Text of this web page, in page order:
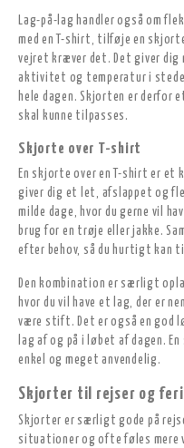
Lag-på-lag handler også om
med en T-shirt, tilføje en
vejret kræver det. Det giver
aktivitet og temperatur i
hele dagen. Skjorten er derfor
skal kunne tilpasses.
Skjorte over T-shirt
En skjorte over en T-shirt er
giver dig et let, afslappet og
milde dage, hvor du gerne vil
brug for en trøje eller jakke.
efter behov, så du hurtigt kan
Den kombination er særligt
hvor du vil have et lag, der er
være stift. Det er også en god
lag af og på i løbet af dagen.
enkel og meget anvendelig.
Skjorter til rejser og
Skjorter er særligt gode på
situationer og ofte føles mere